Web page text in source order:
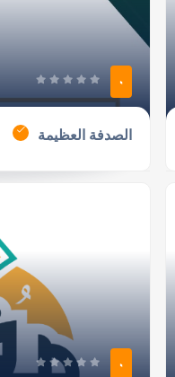
0
الصدفة العظيمة
0